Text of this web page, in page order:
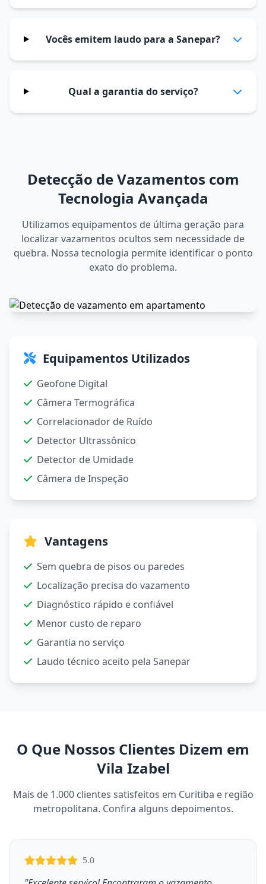
Vocês emitem laudo para a Sanepar?
Qual a garantia do serviço?
Detecção de Vazamentos com
Tecnologia Avançada
Utilizamos equipamentos de última geração para
localizar vazamentos ocultos sem necessidade de
quebra. Nossa tecnologia permite identificar o ponto
exato do problema.
Equipamentos Utilizados
Geofone Digital
Câmera Termográfica
Correlacionador de Ruído
Detector Ultrassônico
Detector de Umidade
Câmera de Inspeção
Vantagens
Sem quebra de pisos ou paredes
Localização precisa do vazamento
Diagnóstico rápido e confiável
Menor custo de reparo
Garantia no serviço
Laudo técnico aceito pela Sanepar
O Que Nossos Clientes Dizem em
Vila Izabel
Mais de 1.000 clientes satisfeitos em Curitiba e região
metropolitana. Confira alguns depoimentos.
5.0